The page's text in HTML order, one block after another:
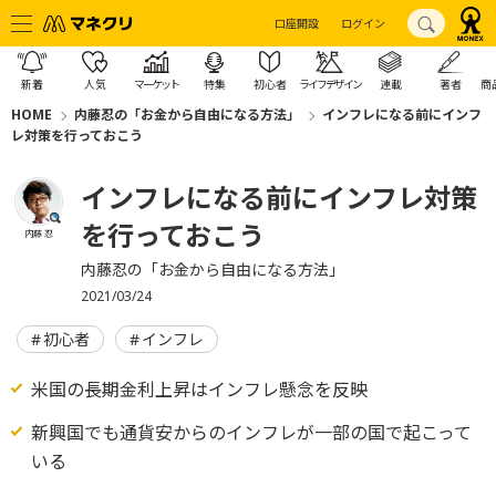
口座開設 ログイン
新着 人気 マーケット 特集 初心者 ライフデザイン 連載 著者 商
HOME 内藤忍の「お金から自由になる方法」
インフレになる前にインフ
レ対策を行っておこう
内藤 忍
インフレになる前にインフレ対策
を行っておこう
内藤忍の「お金から自由になる方法」
2021/03/24
初心者 インフレ
米国の長期金利上昇はインフレ懸念を反映
新興国でも通貨安からのインフレが一部の国で起こって
いる